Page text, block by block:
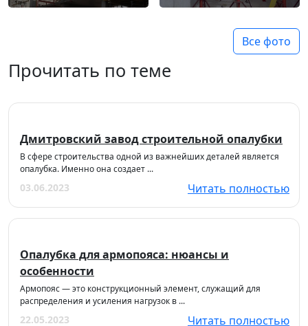
Все фото
Прочитать по теме
Дмитровский завод строительной опалубки
В сфере строительства одной из важнейших деталей является
опалубка. Именно она создает ...
Читать полностью
03.06.2023
Опалубка для армопояса: нюансы и
особенности
Армопояс — это конструкционный элемент, служащий для
распределения и усиления нагрузок в ...
Читать полностью
22.05.2023